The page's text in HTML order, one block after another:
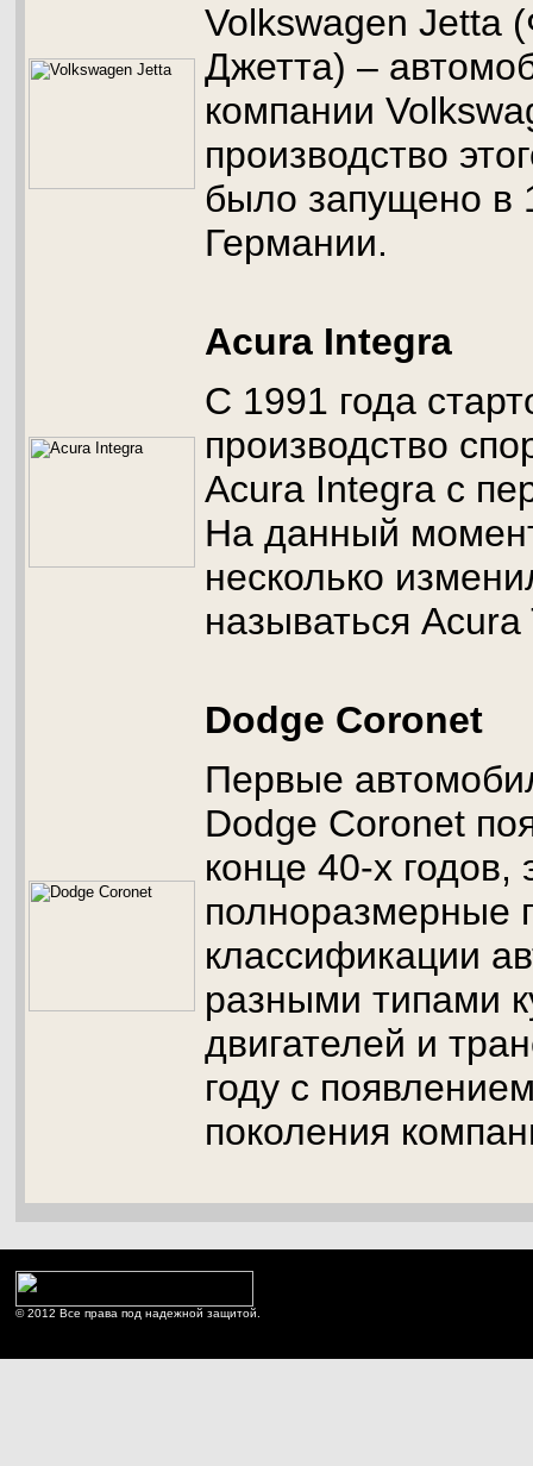
Volkswagen Jetta
Джетта) –
компании
производство
было запущено в
Германии.
Acura Integra
С 1991 года
производство
Acura Integra с
На данный
несколько
называться Acura
Dodge Coronet
Первые
Dodge Coronet
конце 40-х годов,
полноразмерные
классификации
разными типами
двигателей и
году с
поколения
© 2012 Все права под надежной защитой.